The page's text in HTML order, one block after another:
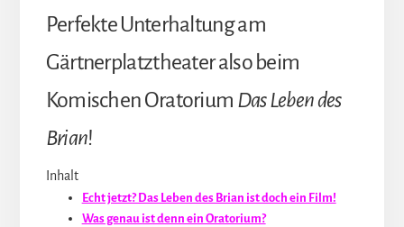
Perfekte Unterhaltung am
Gärtnerplatztheater also beim
Komischen Oratorium Das Leben des
Brian!
Inhalt
Echt jetzt? Das Leben des Brian ist doch ein Film!
Was genau ist denn ein Oratorium?